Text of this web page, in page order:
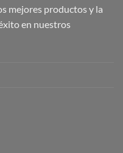
mejores productos y la
en nuestros